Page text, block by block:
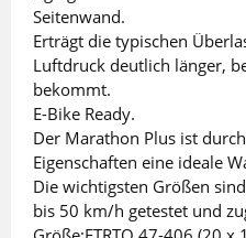
Seitenwand.
Erträgt die typischen
Luftdruck deutlich länger,
bekommt.
E-Bike Ready.
Der Marathon Plus ist
Eigenschaften eine ideale
Die wichtigsten Größen
bis 50 km/h getestet und